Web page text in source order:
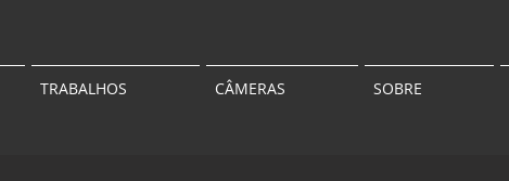
TRABALHOS CÂMERAS SOBRE